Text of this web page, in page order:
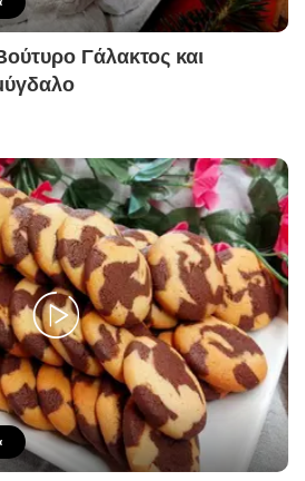
Γάλακτος και